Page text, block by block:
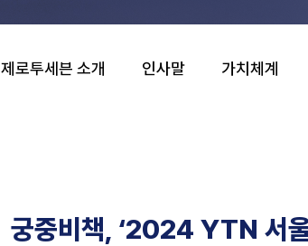
제로투세븐 소개 인사말 가치체계
궁중비책, ‘2024 YTN 서